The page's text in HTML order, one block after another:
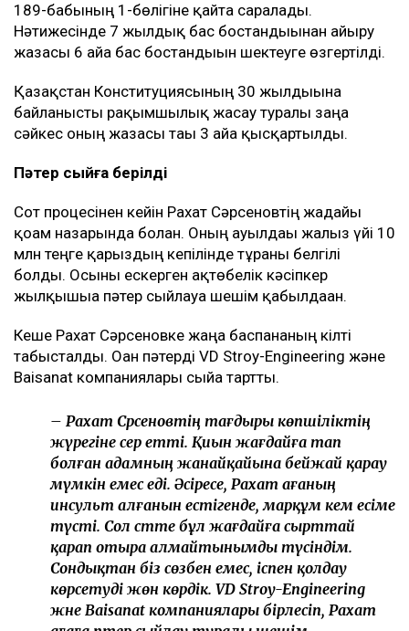
189-бабының 1-бөлігіне қайта саралады.
Нәтижесінде 7 жылдық бас бостандығынан айыру
жазасы 6 айға бас бостандығын шектеуге өзгертілді.
Қазақстан Конституциясының 30 жылдығына
байланысты рақымшылық жасау туралы заңға
сәйкес оның жазасы тағы 3 айға қысқартылды.
Пәтер сыйға берілді
Сот процесінен кейін Рахат Сәрсеновтің жағдайы
қоғам назарында болған. Оның ауылдағы жалғыз үйі 10
млн теңге қарыздың кепілінде тұрғаны белгілі
болды. Осыны ескерген ақтөбелік кәсіпкер
жылқышыға пәтер сыйлауға шешім қабылдаған.
Кеше Рахат Сәрсеновке жаңа баспананың кілті
табысталды. Оған пәтерді VD Stroy-Engineering және
Baisanat компаниялары сыйға тартты.
– Рахат Сәрсеновтің тағдыры көпшіліктің
жүрегіне әсер етті. Қиын жағдайға тап
болған адамның жанайқайына бейжай қарау
мүмкін емес еді. Әсіресе, Рахат ағаның
инсульт алғанын естігенде, марқұм әкем есіме
түсті. Сол сәтте бұл жағдайға сырттай
қарап отыра алмайтынымды түсіндім.
Сондықтан біз сөзбен емес, іспен қолдау
көрсетуді жөн көрдік. VD Stroy-Engineering
және Baisanat компаниялары бірлесіп, Рахат